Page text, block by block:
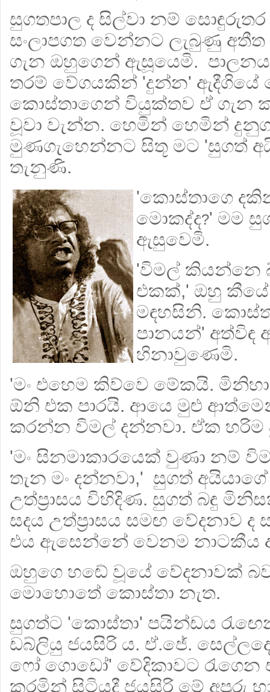
සුගතපාල ද සිල්වා නම් සොඳුරුතර
සංලාපගත වෙන්නට ලැබුණු
ගැන ඔහුගෙන් ඇසූයෙමි.
තරම් වේගයකින් 'දුන්න' ඇදීගියේ
කොස්තාගෙන් වියුක්තව ඒ ගැන
වූවා වැන්න. හෙමින් හෙමින්
මුණගැහෙන්නට සිතූ මට 'සුගත්
තැනුණි.
'කොස්තාගෙ
මොකද්ද?' මම
ඇසුවෙමි.
'විමල් කියන්නෙ
එකක්,' ඔහු කීයේ
මඳහසිනි.
පානයන්' අත්විඳ
හිනාවුණෙමි.
'මං එහෙම කිව්වෙ මේකයි.
ඕනි එක පාරයි. ආයෙ මුළු
කරන්න විමල් දන්නවා. ඒක හරිම
'මං සිනමාකාරයෙක් වුණා නම්
තැන මං දන්නවා,' සුගත්
උත්ප්‍රාසය විහිදිණ. සුගත් බඳු
සදය උත්ප්‍රාසය සමඟ වේදනාව
එය ඇසෙන්නේ වෙනම නාටකීය
ඔහුගෙ හ‍ඬේ වූයේ වේදනාවක්
මොහොතේ කොස්තා නැත.
සුගත්ට 'කොස්තා' පයින්ඩය
ඩබ්ලියු ජයසිරි ය. ඒ.ජේ.
ෆෝ ගොඩෝ' වේදිකාවට රැගෙන
කරමින් සිටියදී ජයසිරි මේ අපූරු